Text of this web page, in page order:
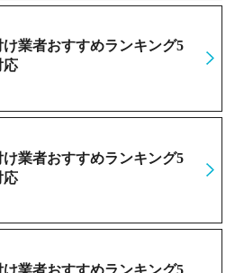
業者おすすめランキング5
応
業者おすすめランキング5
応
業者おすすめランキング5